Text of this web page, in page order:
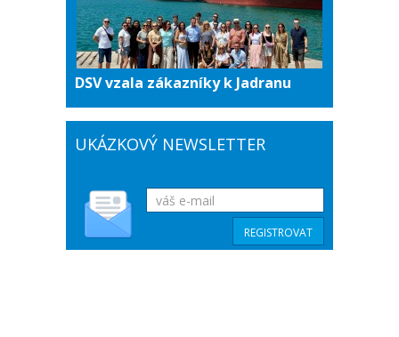
DSV vzala zákazníky k Jadranu
UKÁZKOVÝ NEWSLETTER